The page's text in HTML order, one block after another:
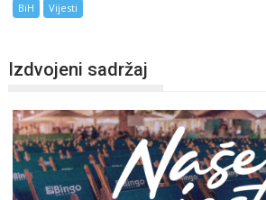
BiH Vijesti
Izdvojeni sadržaj